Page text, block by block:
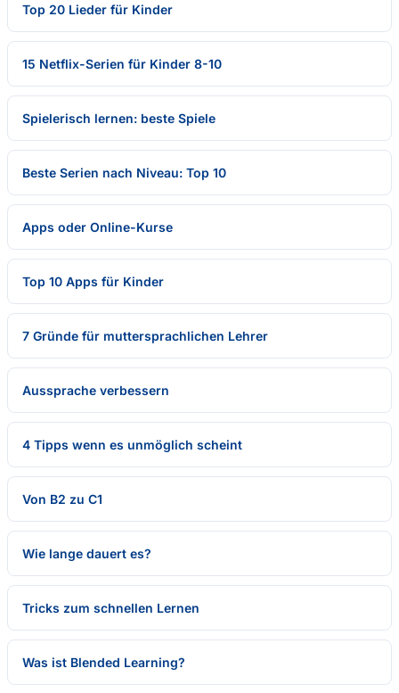
Top 20 Lieder für Kinder
15 Netflix-Serien für Kinder 8-10
Spielerisch lernen: beste Spiele
Beste Serien nach Niveau: Top 10
Apps oder Online-Kurse
Top 10 Apps für Kinder
7 Gründe für muttersprachlichen Lehrer
Aussprache verbessern
4 Tipps wenn es unmöglich scheint
Von B2 zu C1
Wie lange dauert es?
Tricks zum schnellen Lernen
Was ist Blended Learning?